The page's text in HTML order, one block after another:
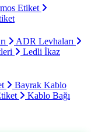
Etiket
ADR Levhaları
Ledli İkaz
Bayrak Kablo
Kablo Bağı